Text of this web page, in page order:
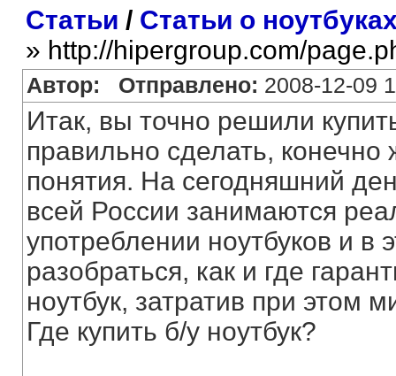
Статьи / Статьи о
» http://hipergroup.com/
Автор: Отправлено: 2008-12-09
Итак, вы точно решили
правильно сделать,
понятия. На сегодняшний
всей России занимаются
употреблении ноутбуков и в
разобраться, как и где
ноутбук, затратив при этом
Где купить б/у ноутбук?